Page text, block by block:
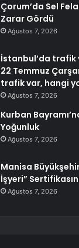
Çorum’da Sel
Zarar Gördü
Ağustos 7, 2026
İstanbul’da trafik
22 Temmuz
trafik var, hangi
Ağustos 7, 2026
Kurban
Yoğunluk
Ağustos 7, 2026
Manisa
İşyeri”
Ağustos 7, 2026